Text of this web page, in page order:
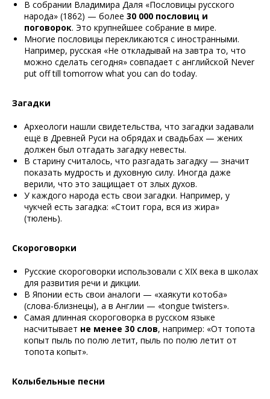
В собрании Владимира Даля «Пословицы русского
народа» (1862) — более 30 000 пословиц и
поговорок. Это крупнейшее собрание в мире.
Многие пословицы перекликаются с иностранными.
Например, русская «Не откладывай на завтра то, что
можно сделать сегодня» совпадает с английской Never
put off till tomorrow what you can do today.
Загадки
Археологи нашли свидетельства, что загадки задавали
ещё в Древней Руси на обрядах и свадьбах — жених
должен был отгадать загадку невесты.
В старину считалось, что разгадать загадку — значит
показать мудрость и духовную силу. Иногда даже
верили, что это защищает от злых духов.
У каждого народа есть свои загадки. Например, у
чукчей есть загадка: «Стоит гора, вся из жира»
(тюлень).
Скороговорки
Русские скороговорки использовали с XIX века в школах
для развития речи и дикции.
В Японии есть свои аналоги — «хаякути котоба»
(слова-близнецы), а в Англии — «tongue twisters».
Самая длинная скороговорка в русском языке
насчитывает не менее 30 слов, например: «От топота
копыт пыль по полю летит, пыль по полю летит от
топота копыт».
Колыбельные песни